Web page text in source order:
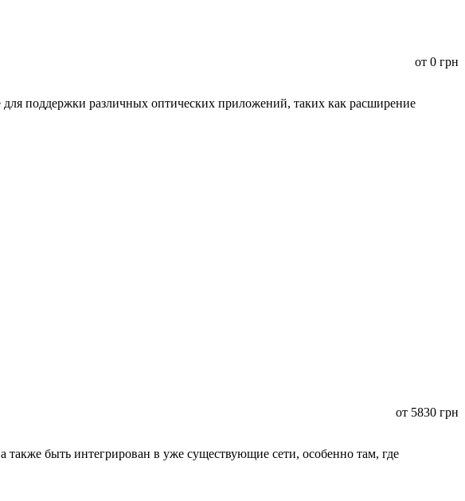
от 0 грн
поддержки различных оптических приложений, таких как расширение
от 5830 грн
быть интегрирован в уже существующие сети, особенно там, где